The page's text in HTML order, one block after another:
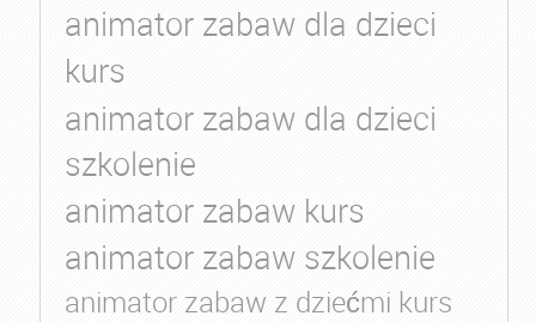
animator zabaw dla dzieci
kurs
animator zabaw dla dzieci
szkolenie
animator zabaw kurs
animator zabaw szkolenie
animator zabaw z dziećmi kurs